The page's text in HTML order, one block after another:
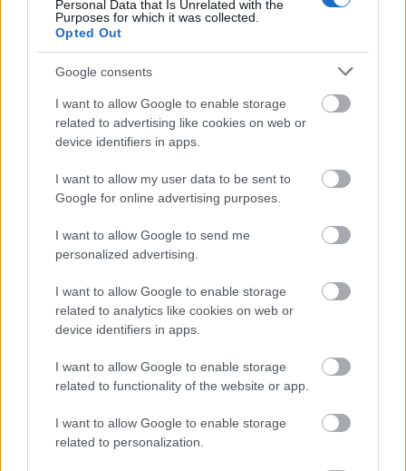
Personal Data that Is Unrelated with the
Purposes for which it was collected.
Opted Out
Google consents
I want to allow Google to enable storage
related to advertising like cookies on web or
device identifiers in apps.
I want to allow my user data to be sent to
Google for online advertising purposes.
I want to allow Google to send me
personalized advertising.
I want to allow Google to enable storage
related to analytics like cookies on web or
device identifiers in apps.
I want to allow Google to enable storage
related to functionality of the website or app.
I want to allow Google to enable storage
related to personalization.
„Dongó a klasszikus darabokat olyan
természetesen és biztonsággal játssza népi
hangszerein, mintha azokra íródtak volna” -
írja Kiss Ferenc. „A tárogató, a furulyák, a
duda, szaxofon hangjai nála hozzásimulnak a
zongoráéhoz. A Bartók és Kodály műveit
megtartva az alkotók eredeti dinamikára és
tempóra vonatkozó utasításait, ölelkezik a
tradicionális a korszerűvel, a spontán a
komponálttal, a hagyományos díszítés az
írott kottaképpel. Saját feldolgozásaiban
pedig poétikus szépséggel, játszi
könnyedséggel használja fel mindazokat az
rendelkezésünkre áll. Izgalmas, fajsúlyos,
világraszóló kísérlet ez a lemez Dongótól és
Szokolay Dongó Balázs: Privát népzene
Lemezbemutató koncert